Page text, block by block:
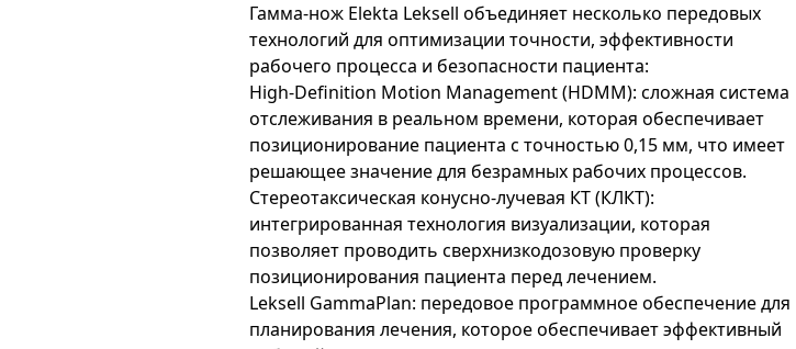
Гамма-нож Elekta Leksell объединяет несколько передовых
технологий для оптимизации точности, эффективности
рабочего процесса и безопасности пациента:
High-Definition Motion Management (HDMM): сложная система
отслеживания в реальном времени, которая обеспечивает
позиционирование пациента с точностью 0,15 мм, что имеет
решающее значение для безрамных рабочих процессов.
Стереотаксическая конусно-лучевая КТ (КЛКТ):
интегрированная технология визуализации, которая
позволяет проводить сверхнизкодозовую проверку
позиционирования пациента перед лечением.
Leksell GammaPlan: передовое программное обеспечение для
планирования лечения, которое обеспечивает эффективный